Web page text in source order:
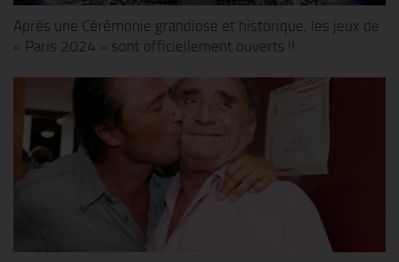
Après une Cérémonie grandiose et historique, les jeux de
« Paris 2024 » sont officiellement ouverts !!